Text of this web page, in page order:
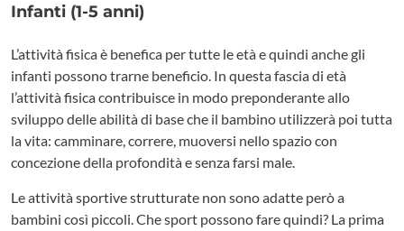
Infanti (1-5 anni)
L’attività fisica è benefica per tutte le età e quindi anche gli
infanti possono trarne beneficio. In questa fascia di età
l’attività fisica contribuisce in modo preponderante allo
sviluppo delle abilità di base che il bambino utilizzerà poi tutta
la vita: camminare, correre, muoversi nello spazio con
concezione della profondità e senza farsi male.
Le attività sportive strutturate non sono adatte però a
bambini così piccoli. Che sport possono fare quindi? La prima